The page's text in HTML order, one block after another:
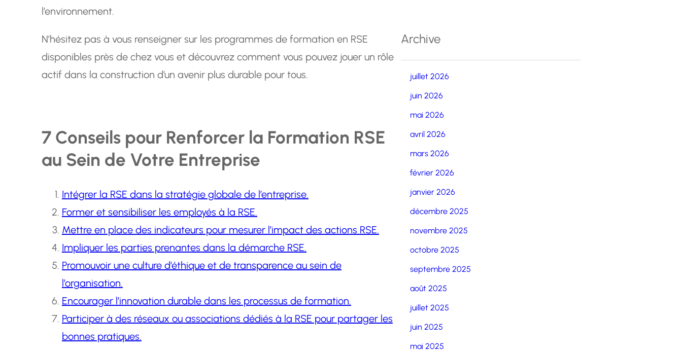
l’environnement.
N’hésitez pas à vous renseigner sur les programmes de formation en RSE
disponibles près de chez vous et découvrez comment vous pouvez jouer un rôle
actif dans la construction d’un avenir plus durable pour tous.
7 Conseils pour Renforcer la Formation RSE
au Sein de Votre Entreprise
Intégrer la RSE dans la stratégie globale de l’entreprise.
Former et sensibiliser les employés à la RSE.
Mettre en place des indicateurs pour mesurer l’impact des actions RSE.
Impliquer les parties prenantes dans la démarche RSE.
Promouvoir une culture d’éthique et de transparence au sein de
l’organisation.
Encourager l’innovation durable dans les processus de formation.
Participer à des réseaux ou associations dédiés à la RSE pour partager les
bonnes pratiques.
Archive
juillet 2026
juin 2026
mai 2026
avril 2026
mars 2026
février 2026
janvier 2026
décembre 2025
novembre 2025
octobre 2025
septembre 2025
août 2025
juillet 2025
juin 2025
mai 2025